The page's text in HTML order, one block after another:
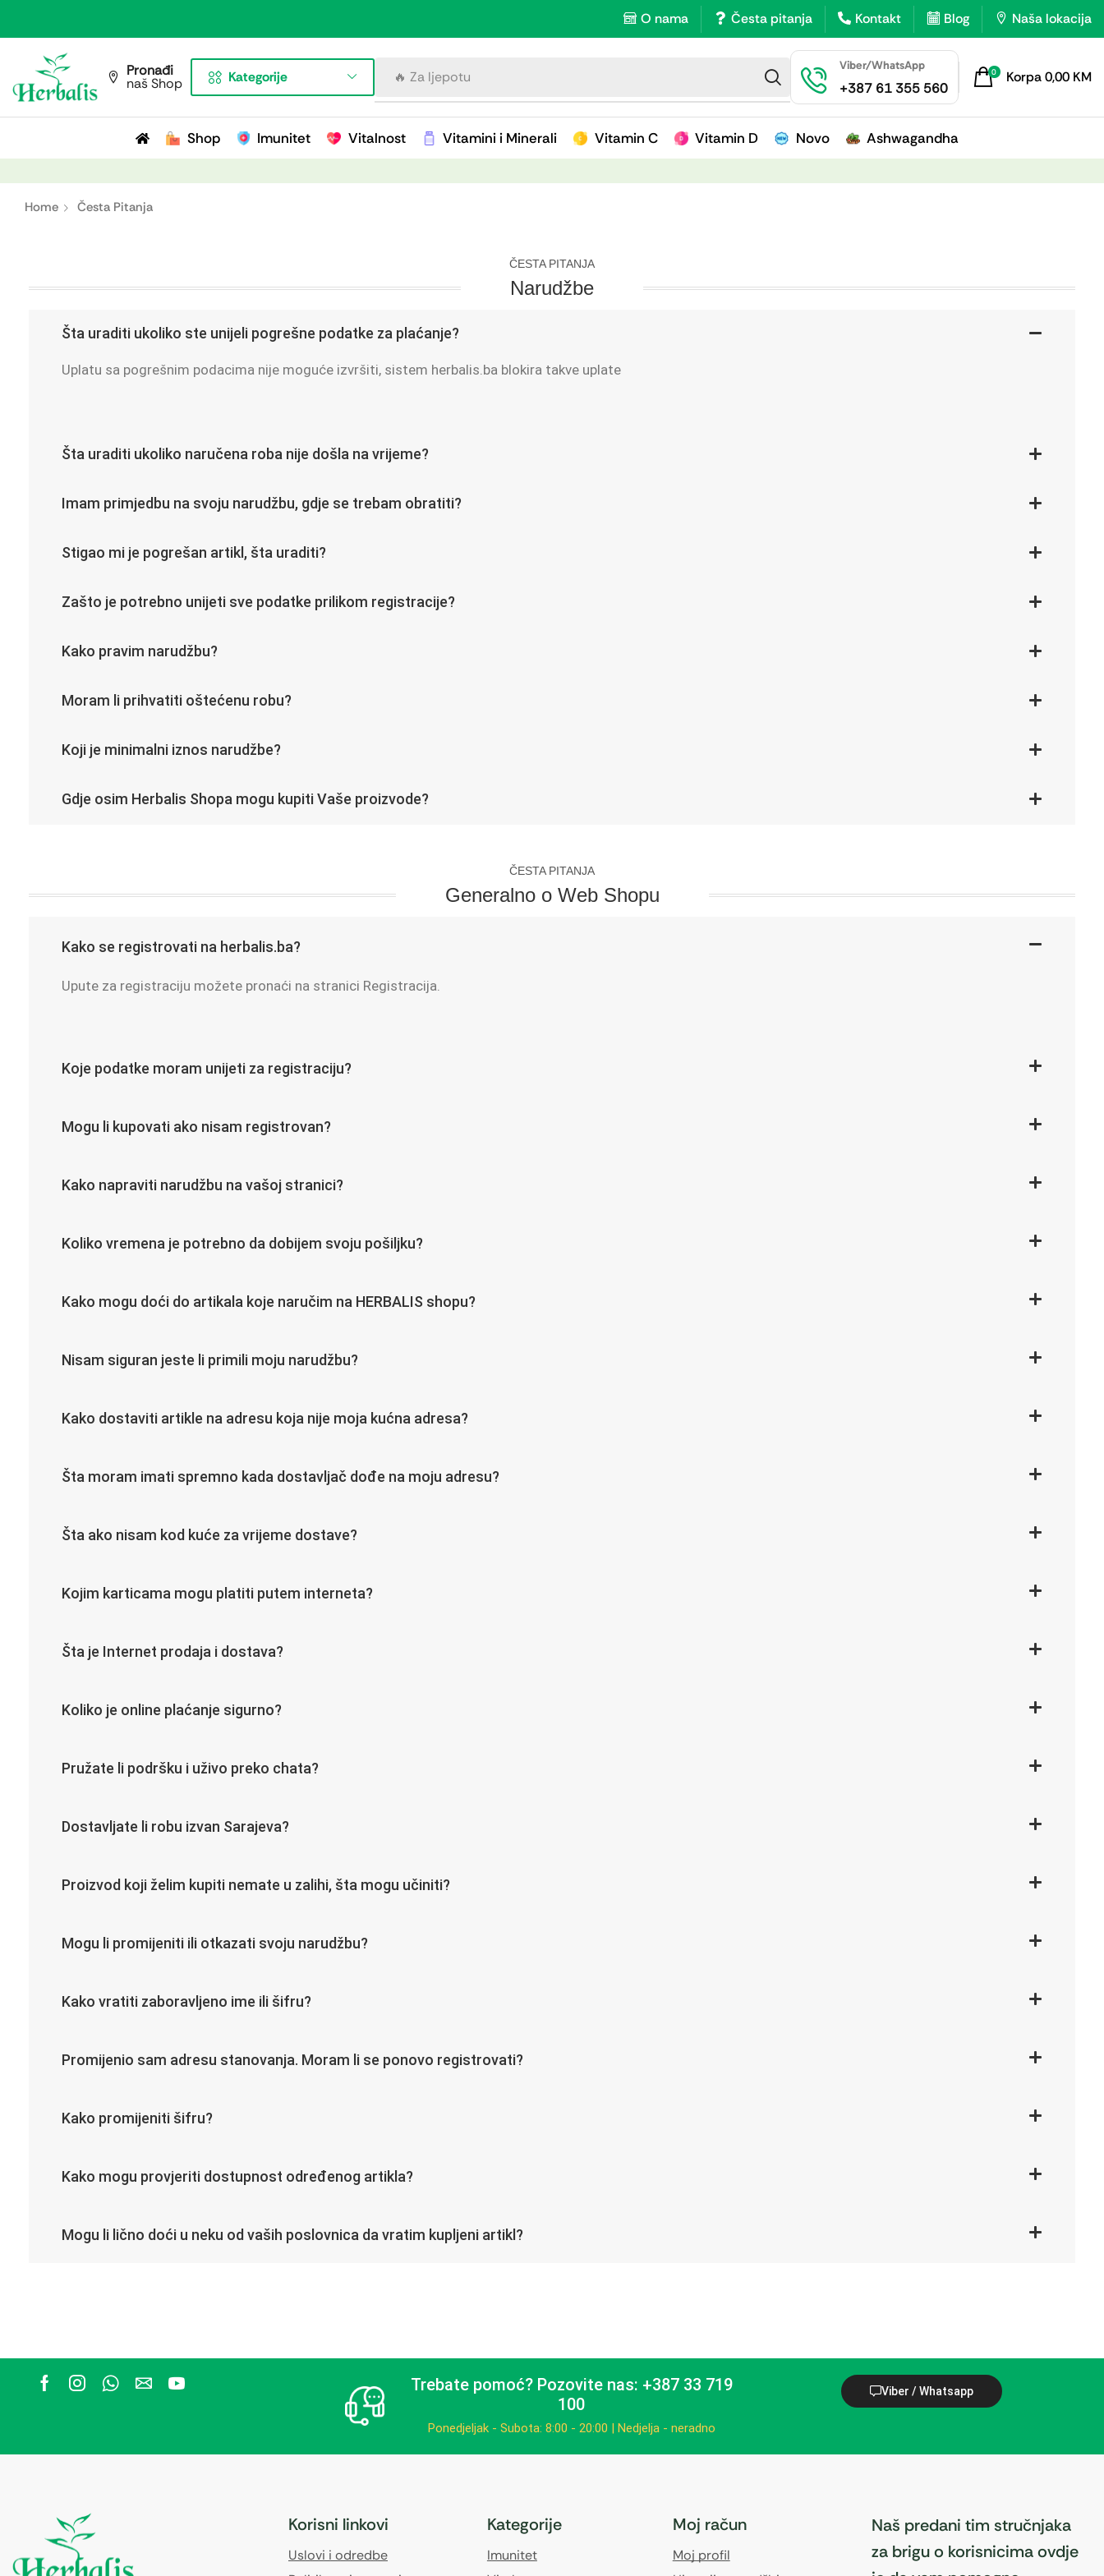
O nama Česta pitanja Kontakt Blog Naša lokacija
Pronađi
naš Shop Kategorije 🔥 Za imunitet
Viber/WhatsApp
+387 61 355 560
0 Korpa0,00 KM
Shop Imunitet Vitalnost Vitamini i Minerali Vitamin C Vitamin D Novo Ashwagandha
Home Česta Pitanja
ČESTA PITANJA
Narudžbe
Šta uraditi ukoliko ste unijeli pogrešne podatke za plaćanje?
Uplatu sa pogrešnim podacima nije moguće izvršiti, sistem herbalis.ba blokira takve uplate
Šta uraditi ukoliko naručena roba nije došla na vrijeme?
Imam primjedbu na svoju narudžbu, gdje se trebam obratiti?
Stigao mi je pogrešan artikl, šta uraditi?
Zašto je potrebno unijeti sve podatke prilikom registracije?
Kako pravim narudžbu?
Moram li prihvatiti oštećenu robu?
Koji je minimalni iznos narudžbe?
Gdje osim Herbalis Shopa mogu kupiti Vaše proizvode?
ČESTA PITANJA
Generalno o Web Shopu
Kako se registrovati na herbalis.ba?
Upute za registraciju možete pronaći na stranici Registracija.
Koje podatke moram unijeti za registraciju?
Mogu li kupovati ako nisam registrovan?
Kako napraviti narudžbu na vašoj stranici?
Koliko vremena je potrebno da dobijem svoju pošiljku?
Kako mogu doći do artikala koje naručim na HERBALIS shopu?
Nisam siguran jeste li primili moju narudžbu?
Kako dostaviti artikle na adresu koja nije moja kućna adresa?
Šta moram imati spremno kada dostavljač dođe na moju adresu?
Šta ako nisam kod kuće za vrijeme dostave?
Kojim karticama mogu platiti putem interneta?
Šta je Internet prodaja i dostava?
Koliko je online plaćanje sigurno?
Pružate li podršku i uživo preko chata?
Dostavljate li robu izvan Sarajeva?
Proizvod koji želim kupiti nemate u zalihi, šta mogu učiniti?
Mogu li promijeniti ili otkazati svoju narudžbu?
Kako vratiti zaboravljeno ime ili šifru?
Promijenio sam adresu stanovanja. Moram li se ponovo registrovati?
Kako promijeniti šifru?
Kako mogu provjeriti dostupnost određenog artikla?
Mogu li lično doći u neku od vaših poslovnica da vratim kupljeni artikl?
Trebate pomoć?Pozovite nas: +387 33 719
100
Ponedjeljak - Subota: 8:00 - 20:00 | Nedjelja - neradno
Viber / Whatsapp
Korisni linkovi
Uslovi i odredbe
Kategorije
Imunitet
Moj račun
Moj profil
Naš predani tim stručnjaka
za brigu o korisnicima ovdje